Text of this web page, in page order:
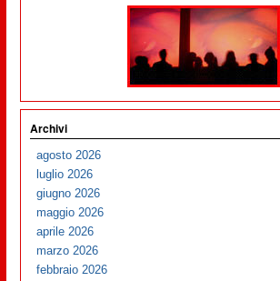
Archivi
agosto 2026
luglio 2026
giugno 2026
maggio 2026
aprile 2026
marzo 2026
febbraio 2026